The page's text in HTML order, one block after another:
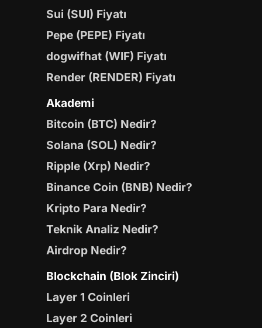
Sui (SUI) Fiyatı
Pepe (PEPE) Fiyatı
dogwifhat (WIF) Fiyatı
Render (RENDER) Fiyatı
Akademi
Bitcoin (BTC) Nedir?
Solana (SOL) Nedir?
Ripple (Xrp) Nedir?
Binance Coin (BNB) Nedir?
Kripto Para Nedir?
Teknik Analiz Nedir?
Airdrop Nedir?
Blockchain (Blok Zinciri)
Layer 1 Coinleri
Layer 2 Coinleri